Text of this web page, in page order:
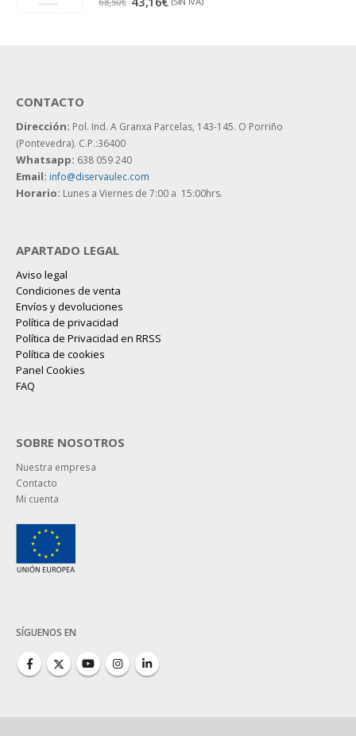
CONTACTO
Dirección: Pol. Ind. A Granxa Parcelas, 143-145. O Porriño
(Pontevedra). C.P.:36400
Whatsapp: 638 059 240
Email: info@diservaulec.com
Horario: Lunes a Viernes de 7:00 a 15:00hrs.
APARTADO LEGAL
Aviso legal
Condiciones de venta
Envíos y devoluciones
Política de privacidad
Política de Privacidad en RRSS
Política de cookies
Panel Cookies
FAQ
SOBRE NOSOTROS
Nuestra empresa
Contacto
Mi cuenta
SÍGUENOS EN